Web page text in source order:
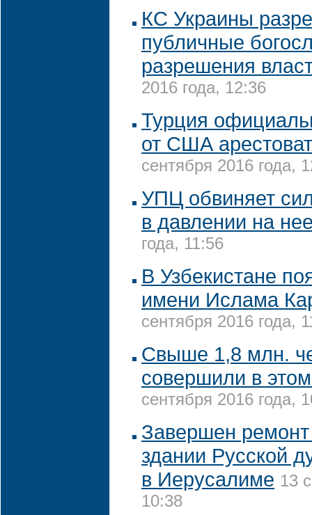
КС Украины
публичные
разрешения
2016 года, 12:36
Турция
от США
сентября 2016 года,
УПЦ обвиняет
в давлении на
года, 11:56
В Узбекистане
имени Ислама
сентября 2016 года,
Свыше 1,8 млн.
совершили в
сентября 2016 года,
Завершен
здании Русской
в Иерусалиме 13
10:38